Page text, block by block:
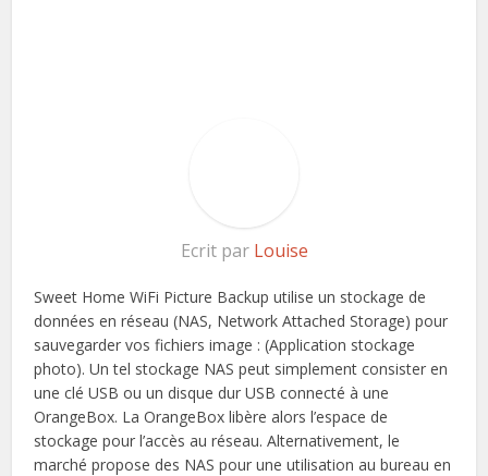
Ecrit par Louise
Sweet Home WiFi Picture Backup utilise un stockage de
données en réseau (NAS, Network Attached Storage) pour
sauvegarder vos fichiers image : (Application stockage
photo). Un tel stockage NAS peut simplement consister en
une clé USB ou un disque dur USB connecté à une
OrangeBox. La OrangeBox libère alors l’espace de
stockage pour l’accès au réseau. Alternativement, le
marché propose des NAS pour une utilisation au bureau en